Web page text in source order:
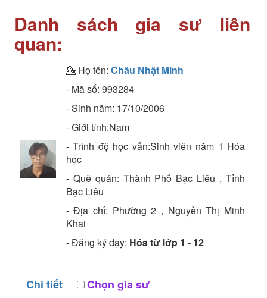
Danh sách gia sư liên
quan:
💁 Họ tên: Châu Nhật Minh
- Mã số: 993284
- Sinh năm: 17/10/2006
- Giới tính:Nam
- Trình độ học vấn:Sinh viên năm 1 Hóa
học
- Quê quán: Thành Phố Bạc Liêu , Tỉnh
Bạc Liêu
- Địa chỉ: Phường 2 , Nguyễn Thị Minh
Khai
- Đăng ký dạy: Hóa từ lớp 1 - 12
Chi tiết Chọn gia sư